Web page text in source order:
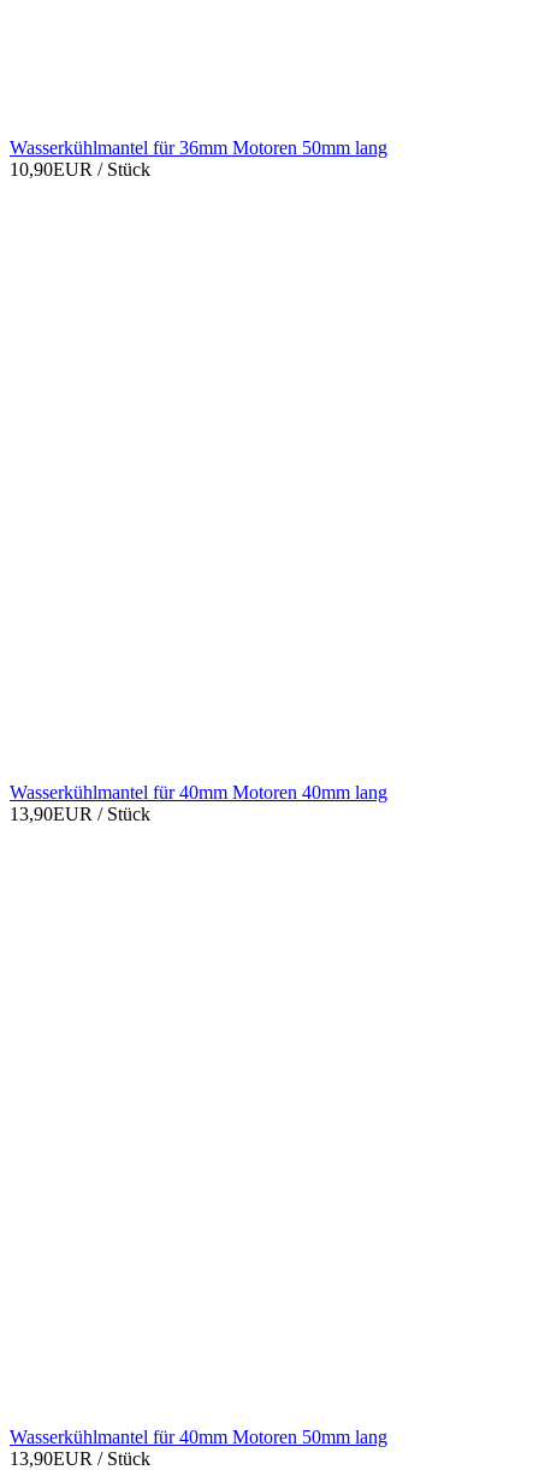
Wasserkühlmantel für 36mm Motoren 50mm lang
10,90EUR / Stück
Wasserkühlmantel für 40mm Motoren 40mm lang
13,90EUR / Stück
Wasserkühlmantel für 40mm Motoren 50mm lang
13,90EUR / Stück